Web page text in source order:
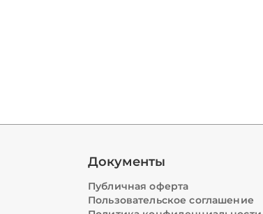
Документы
Публичная оферта
Пользовательское соглашение